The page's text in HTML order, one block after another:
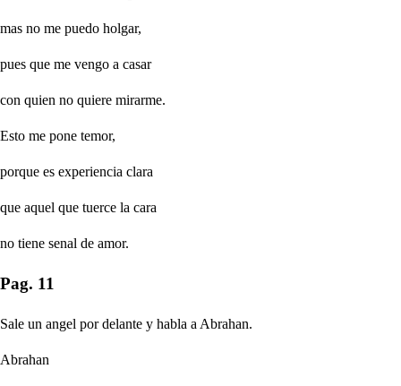
mas no me puedo holgar,
pues que me vengo a casar
con quien no quiere mirarme.
Esto me pone temor,
porque es experiencia clara
que aquel que tuerce la cara
no tiene senal de amor.
Pag. 11
Sale un angel por delante y habla a Abrahan.
Abrahan